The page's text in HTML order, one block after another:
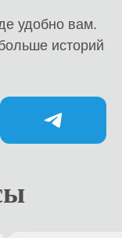
удобно вам.
историй